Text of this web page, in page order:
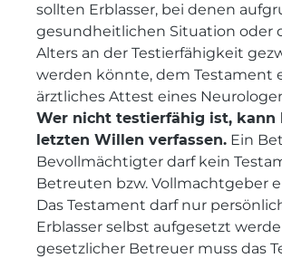
sollten Erblasser, bei denen
gesundheitlichen Situation oder
Alters an der Testierfähigkeit
werden könnte, dem Testament
ärztliches Attest eines
Wer nicht testierfähig ist, kann
letzten Willen verfassen. Ein
Bevollmächtigter darf kein
Betreuten bzw. Vollmachtgeber
Das Testament darf nur
Erblasser selbst aufgesetzt
gesetzlicher Betreuer muss das